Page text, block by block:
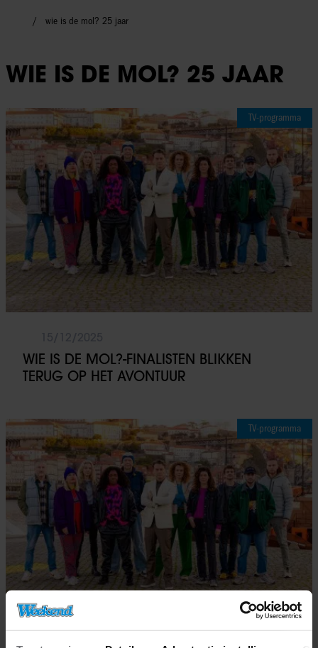
wie is de mol? 25 jaar
WIE IS DE MOL? 25 JAAR
TV-programma
WIE IS DE MOL?-FINALISTEN BLIKKEN
TERUG OP HET AVONTUUR
TV-programma